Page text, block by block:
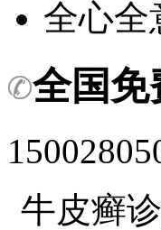
全心全
全国免
牛皮癣